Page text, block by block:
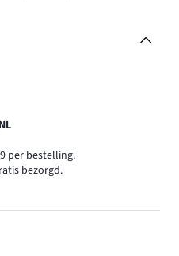
per bestelling.
bezorgd.